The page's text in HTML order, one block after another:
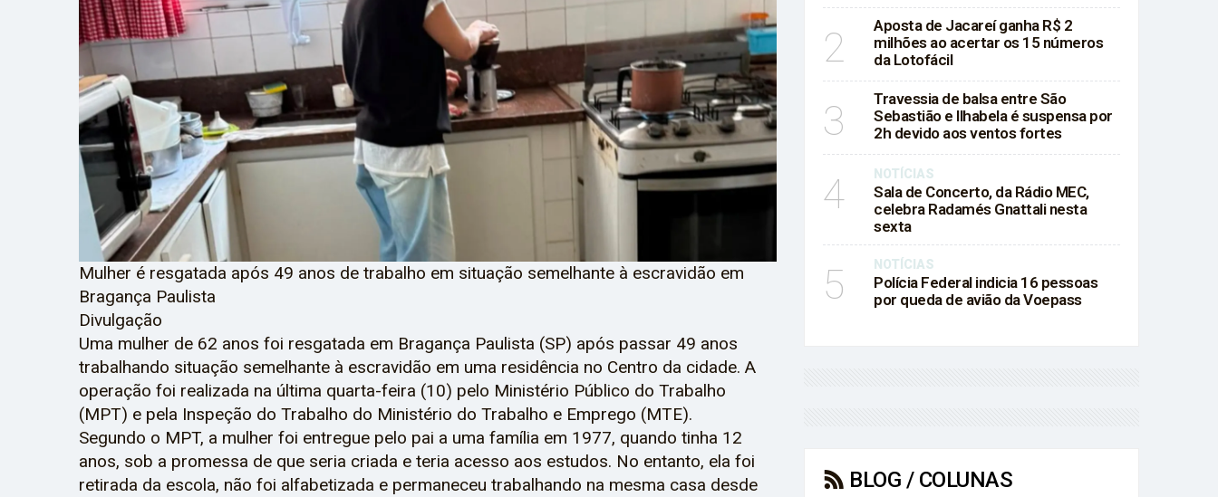
Mulher é resgatada após 49 anos de trabalho em situação semelhante à escravidão em
Bragança Paulista
Divulgação
Uma mulher de 62 anos foi resgatada em Bragança Paulista (SP) após passar 49 anos
trabalhando situação semelhante à escravidão em uma residência no Centro da cidade. A
operação foi realizada na última quarta-feira (10) pelo Ministério Público do Trabalho
(MPT) e pela Inspeção do Trabalho do Ministério do Trabalho e Emprego (MTE).
Segundo o MPT, a mulher foi entregue pelo pai a uma família em 1977, quando tinha 12
anos, sob a promessa de que seria criada e teria acesso aos estudos. No entanto, ela foi
retirada da escola, não foi alfabetizada e permaneceu trabalhando na mesma casa desde
2
Aposta de Jacareí ganha R$ 2
milhões ao acertar os 15 números
da Lotofácil
3
Travessia de balsa entre São
Sebastião e Ilhabela é suspensa por
2h devido aos ventos fortes
4 NOTÍCIAS
Sala de Concerto, da Rádio MEC,
celebra Radamés Gnattali nesta
sexta
5 NOTÍCIAS
Polícia Federal indicia 16 pessoas
por queda de avião da Voepass
BLOG / COLUNAS